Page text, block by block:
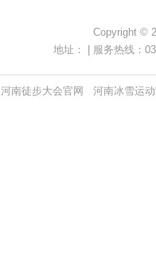
Copyright ©
地址： | 服务热线：
河南徒步大会官网 河南冰雪运